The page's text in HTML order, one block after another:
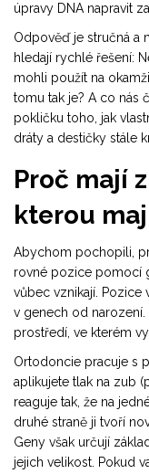
úpravy DNA napravit
Odpověď je stručná a
hledají rychlé řešení:
mohli použít na
tomu tak je? A co nás
pokličku toho, jak
dráty a destičky stále
Proč mají
kterou
Abychom pochopili,
rovné pozice pomocí
vůbec vznikají. Pozice
v genech od
prostředí, ve kterém
Ortodoncie pracuje s
aplikujete tlak na zub
reaguje tak, že na
druhé straně ji tvoří
Geny však určují
jejich velikost. Pokud